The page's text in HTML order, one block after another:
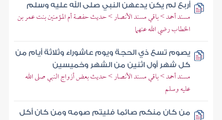
أربع لم يكن يدعهن النبي صلى الله عليه وسلم
مسند أحمد > باقي مسند الأنصار > حديث حفصة أم المؤمنين بنت عمر بن
الخطاب رضي الله عنهما
يصوم تسع ذي الحجة ويوم عاشوراء وثلاثة أيام من
كل شهر أول اثنين من الشهر وخميسين
مسند أحمد > باقي مسند الأنصار > حديث بعض أزواج النبي صلى الله
عليه وسلم
من كان منكم صائما فليتم صومه ومن كان أكل